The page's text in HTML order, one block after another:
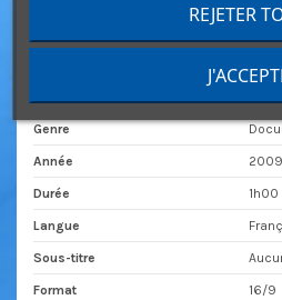
Genre
Année 2009
Durée 1h00
Langue
Sous-titre
Format 16/9
REJETER